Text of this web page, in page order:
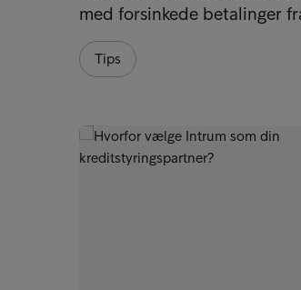
med forsinkede betalinger
Tips